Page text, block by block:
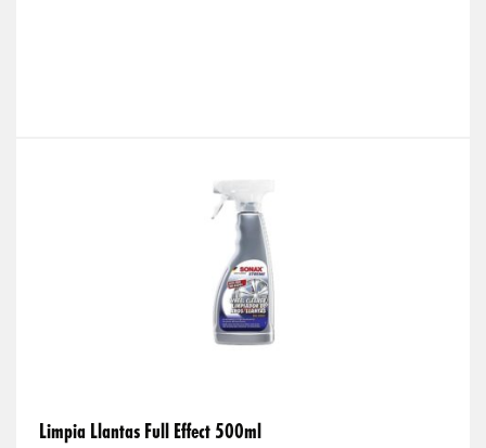
Limpia Llantas Full Effect 500ml